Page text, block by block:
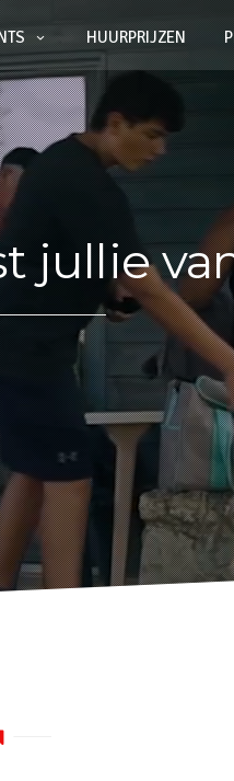
HUURPRIJZEN
jullie